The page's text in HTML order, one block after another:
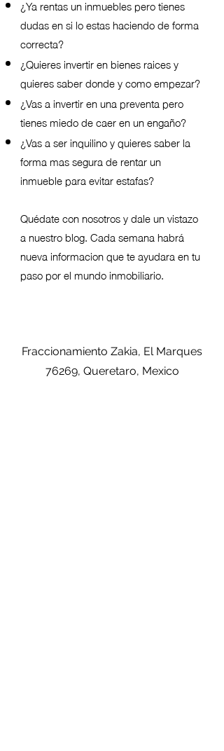
¿Ya rentas un inmuebles pero tienes
dudas en si lo estas haciendo de forma
correcta?
¿Quieres invertir en bienes raices y
quieres saber donde y como empezar?
¿Vas a invertir en una preventa pero
tienes miedo de caer en un engaño?
¿Vas a ser inquilino y quieres saber la
forma mas segura de rentar un
inmueble para evitar estafas?
Quédate con nosotros y dale un vistazo
a nuestro blog. Cada semana habrá
nueva informacion que te ayudara en tu
paso por el mundo inmobiliario.
Fraccionamiento Zakia, El Marques
76269, Queretaro, Mexico